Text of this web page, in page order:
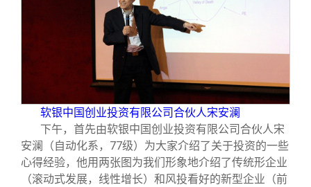
软银中国创业投资有限公司合伙人宋安澜
下午，首先由软银中国创业投资有限公司合伙人宋
安澜（自动化系，77级）为大家介绍了关于投资的一些
心得经验，他用两张图为我们形象地介绍了传统形企业
（滚动式发展，线性增长）和风投看好的新型企业（前